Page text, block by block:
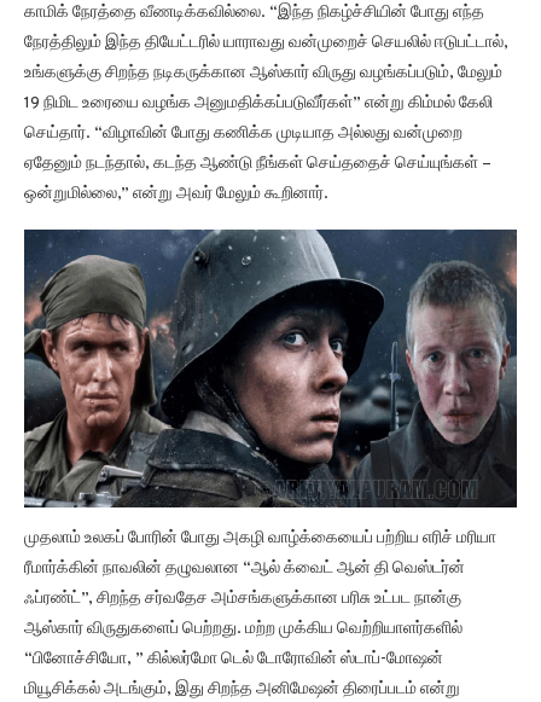
காமிக் நேரத்தை வீணடிக்கவில்லை. “இந்த நிகழ்ச்சியின் போது எந்த
நேரத்திலும் இந்த தியேட்டரில் யாராவது வன்முறைச் செயலில் ஈடுபட்டால்,
உங்களுக்கு சிறந்த நடிகருக்கான ஆஸ்கார் விருது வழங்கப்படும், மேலும்
19 நிமிட உரையை வழங்க அனுமதிக்கப்படுவீர்கள்” என்று கிம்மல் கேலி
செய்தார். “விழாவின் போது கணிக்க முடியாத அல்லது வன்முறை
ஏதேனும் நடந்தால், கடந்த ஆண்டு நீங்கள் செய்ததைச் செய்யுங்கள் –
ஒன்றுமில்லை,” என்று அவர் மேலும் கூறினார்.
முதலாம் உலகப் போரின் போது அகழி வாழ்க்கையைப் பற்றிய எரிச் மரியா
ரீமார்க்கின் நாவலின் தழுவலான “ஆல் க்வைட் ஆன் தி வெஸ்டர்ன்
ஃப்ரண்ட்”, சிறந்த சர்வதேச அம்சங்களுக்கான பரிசு உட்பட நான்கு
ஆஸ்கார் விருதுகளைப் பெற்றது. மற்ற முக்கிய வெற்றியாளர்களில்
“பினோச்சியோ, ” கில்லர்மோ டெல் டோரோவின் ஸ்டாப்-மோஷன்
மியூசிக்கல் அடங்கும், இது சிறந்த அனிமேஷன் திரைப்படம் என்று